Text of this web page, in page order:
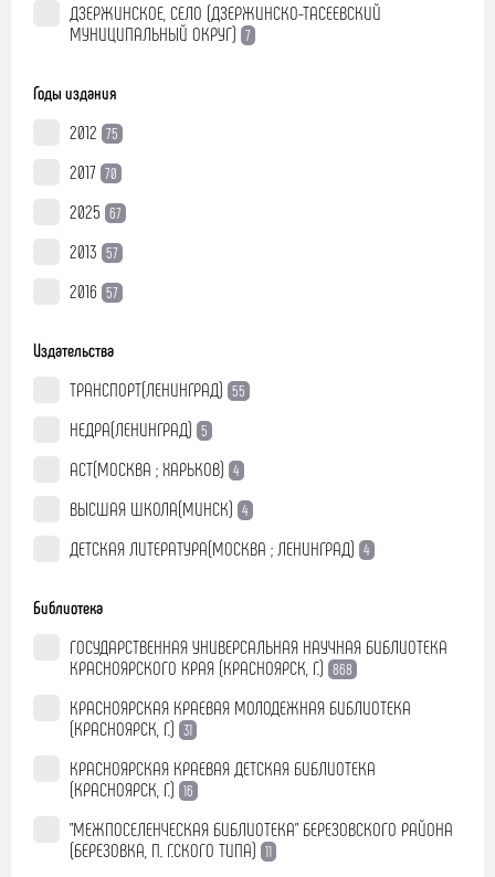
ДЗЕРЖИНСКОЕ, СЕЛО (ДЗЕРЖИНСКО-ТАСЕЕВСКИЙ
МУНИЦИПАЛЬНЫЙ ОКРУГ) 7
Годы издания
2012 75
2017 70
2025 67
2013 57
2016 57
Издательства
ТРАНСПОРТ(ЛЕНИНГРАД) 55
НЕДРА(ЛЕНИНГРАД) 5
АСТ(МОСКВА ; ХАРЬКОВ) 4
ВЫСШАЯ ШКОЛА(МИНСК) 4
ДЕТСКАЯ ЛИТЕРАТУРА(МОСКВА ; ЛЕНИНГРАД) 4
Библиотека
ГОСУДАРСТВЕННАЯ УНИВЕРСАЛЬНАЯ НАУЧНАЯ БИБЛИОТЕКА
КРАСНОЯРСКОГО КРАЯ (КРАСНОЯРСК, Г.) 868
КРАСНОЯРСКАЯ КРАЕВАЯ МОЛОДЕЖНАЯ БИБЛИОТЕКА
(КРАСНОЯРСК, Г.) 31
КРАСНОЯРСКАЯ КРАЕВАЯ ДЕТСКАЯ БИБЛИОТЕКА
(КРАСНОЯРСК, Г.) 16
"МЕЖПОСЕЛЕНЧЕСКАЯ БИБЛИОТЕКА" БЕРЕЗОВСКОГО РАЙОНА
(БЕРЕЗОВКА, П. Г.СКОГО ТИПА) 11